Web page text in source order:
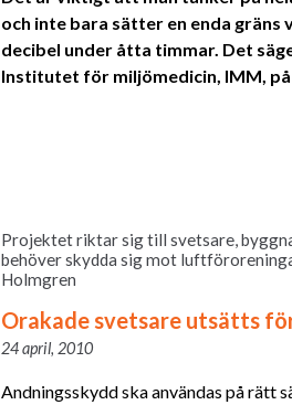
och inte bara sätter en enda gräns
decibel under åtta timmar. Det
Institutet för miljömedicin, IMM,
Projektet riktar sig till svetsare,
behöver skydda sig mot
Holmgren
Orakade svetsare utsätts
24 april, 2010
Andningsskydd ska användas på rätt